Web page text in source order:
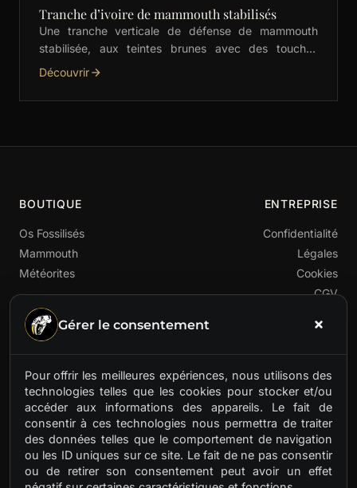
Tranche d’ivoire de mammouth stabilisés
Une tranche verticale de défense de mammouth
stabilisée, aux teintes brunes avec des touches
naturelles de bleu. Parfaite pour les couteliers, elle
Découvrir
BOUTIQUE
Os Fossilisés
Mammouth
Météorites
Premier fournisseur français de matières préhistoriques
rares. Ivoire de mammouth, os fossilisés, météorites.
Des trésors anciens pour artisans d'aujourd'hui.
ENTREPRISE
Confidentialité
Légales
Cookies
CGV
Gérer le consentement
Pour offrir les meilleures expériences, nous utilisons des
technologies telles que les cookies pour stocker et/ou
accéder aux informations des appareils. Le fait de
consentir à ces technologies nous permettra de traiter
des données telles que le comportement de navigation
ou les ID uniques sur ce site. Le fait de ne pas consentir
ou de retirer son consentement peut avoir un effet